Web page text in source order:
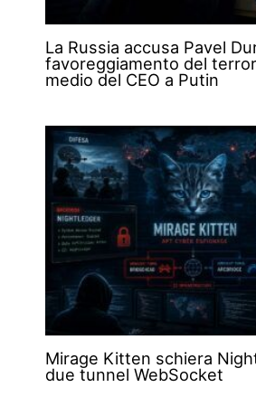
La Russia accusa Pavel
favoreggiamento del
medio del CEO a Putin
Mirage Kitten schiera
due tunnel WebSocket